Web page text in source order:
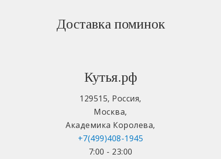
Доставка поминок
Кутья.рф
129515, Россия,
Москва,
Академика Королева,
+7(499)408-1945
7:00 - 23:00